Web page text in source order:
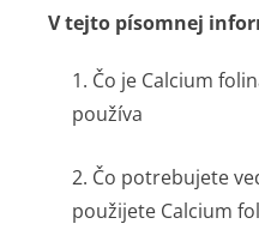
V tejto písomnej
1. Čo je Calcium
používa
2. Čo potrebujete
použijete Calcium